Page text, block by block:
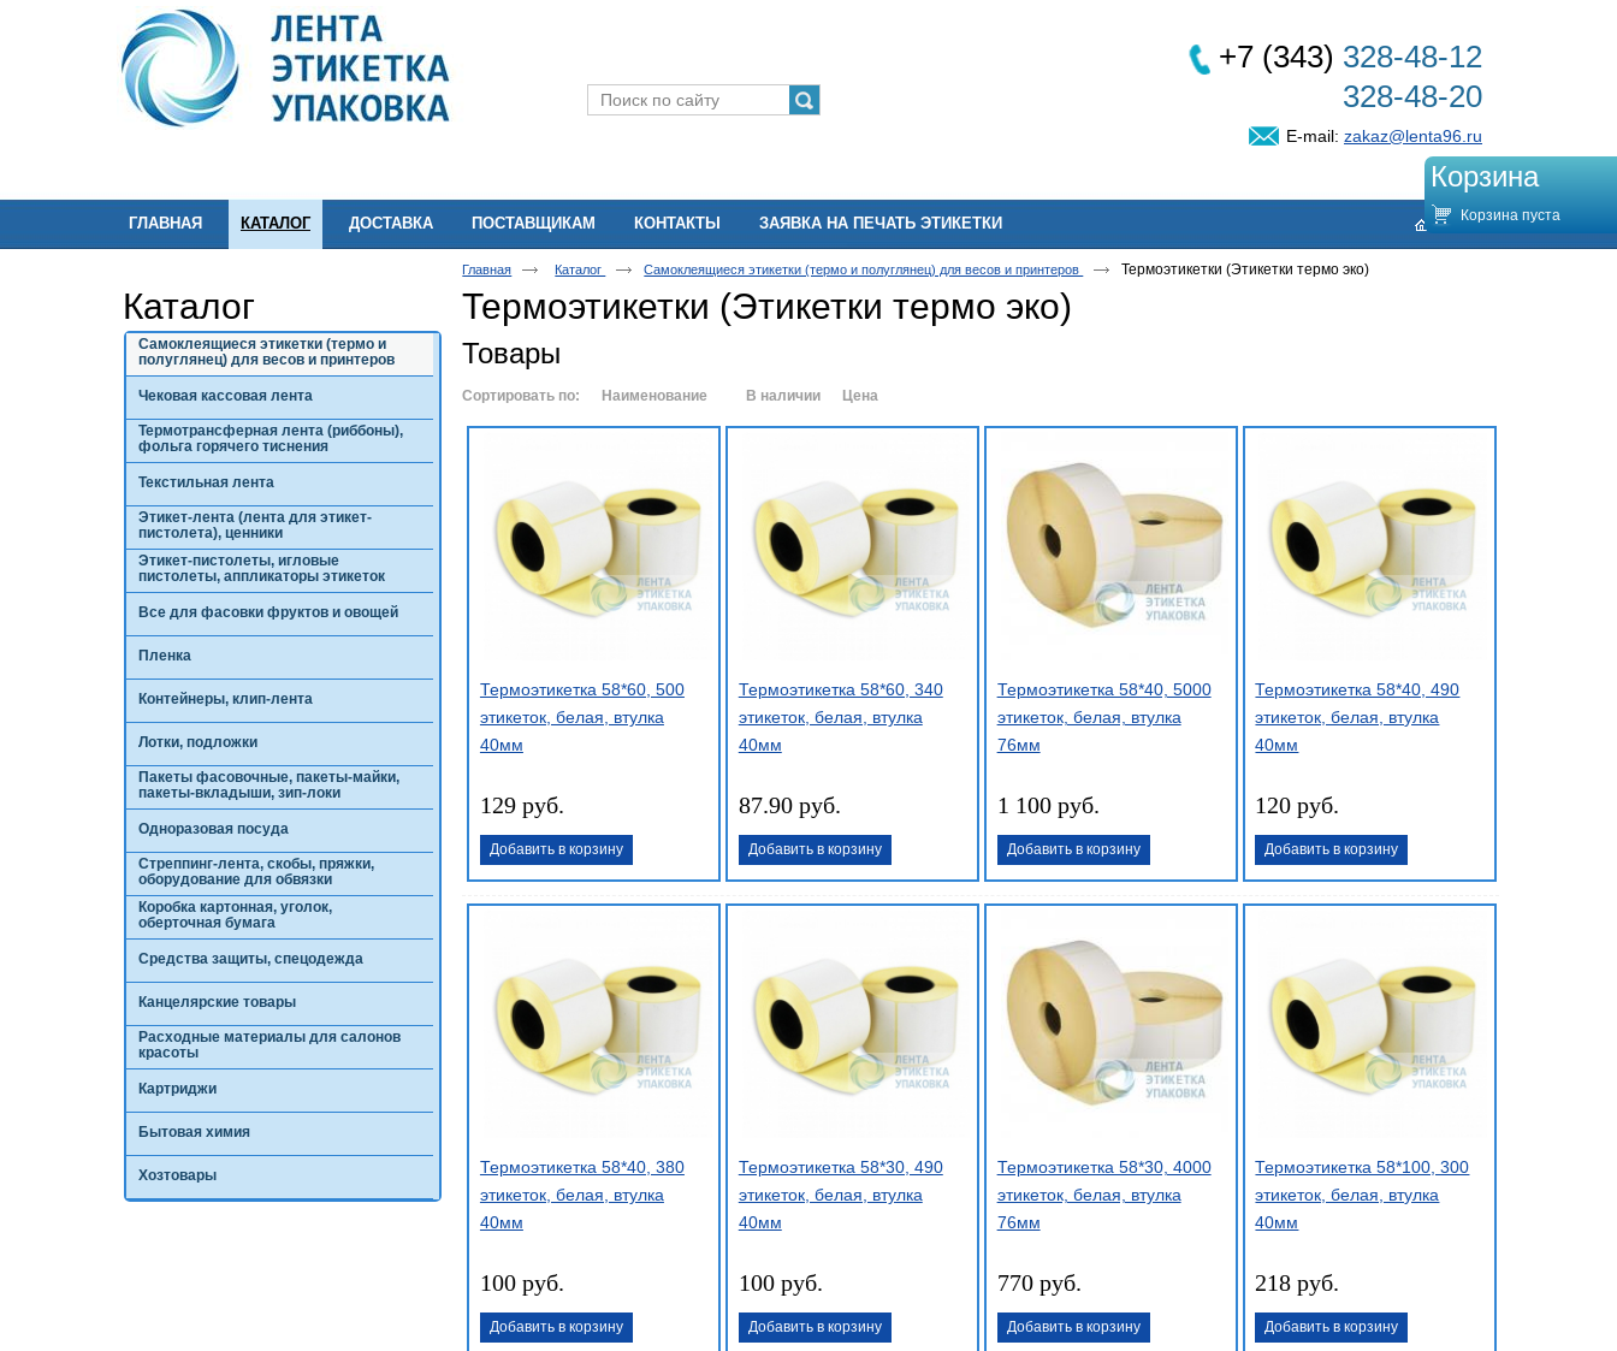
+7 (343) 328-48-12
328-48-20
E-mail: zakaz@lenta96.ru
ГЛАВНАЯ КАТАЛОГ ДОСТАВКА ПОСТАВЩИКАМ КОНТАКТЫ ЗАЯВКА НА ПЕЧАТЬ ЭТИКЕТКИ
Каталог
Самоклеящиеся этикетки (термо и
полуглянец) для весов и принтеров
Чековая кассовая лента
Термотрансферная лента (риббоны),
фольга горячего тиснения
Текстильная лента
Этикет-лента (лента для этикет-
пистолета), ценники
Этикет-пистолеты, игловые
пистолеты, аппликаторы этикеток
Все для фасовки фруктов и овощей
Пленка
Контейнеры, клип-лента
Лотки, подложки
Пакеты фасовочные, пакеты-майки,
пакеты-вкладыши, зип-локи
Одноразовая посуда
Стреппинг-лента, скобы, пряжки,
оборудование для обвязки
Коробка картонная, уголок,
оберточная бумага
Средства защиты, спецодежда
Канцелярские товары
Расходные материалы для салонов
красоты
Картриджи
Бытовая химия
Хозтовары
Корзина
Корзина пуста
Главная Каталог Самоклеящиеся этикетки (термо и полуглянец) для весов и принтеров Термоэтикетки (Этикетки термо эко)
Термоэтикетки (Этикетки термо эко)
Товары
Сортировать по: Наименование В наличии Цена
Термоэтикетка 58*60, 500
этикеток, белая, втулка
40мм
129 руб.
Добавить в корзину
Термоэтикетка 58*60, 340
этикеток, белая, втулка
40мм
87.90 руб.
Добавить в корзину
Термоэтикетка 58*40, 5000
этикеток, белая, втулка
76мм
1 100 руб.
Добавить в корзину
Термоэтикетка 58*40, 490
этикеток, белая, втулка
40мм
120 руб.
Добавить в корзину
Термоэтикетка 58*40, 380
этикеток, белая, втулка
40мм
100 руб.
Добавить в корзину
Термоэтикетка 58*30, 490
этикеток, белая, втулка
40мм
100 руб.
Добавить в корзину
Термоэтикетка 58*30, 4000
этикеток, белая, втулка
76мм
770 руб.
Добавить в корзину
Термоэтикетка 58*100, 300
этикеток, белая, втулка
40мм
218 руб.
Добавить в корзину